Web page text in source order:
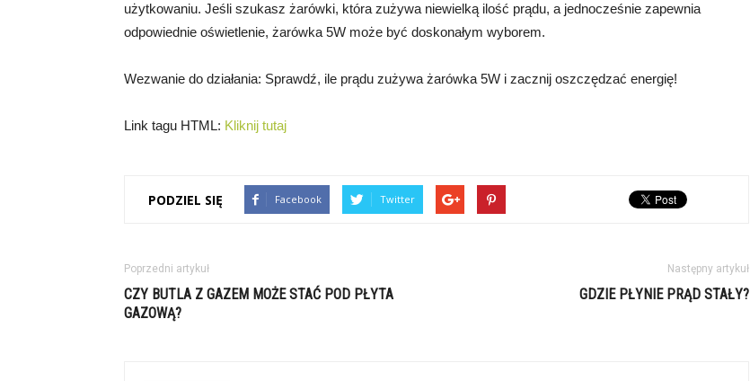
użytkowaniu. Jeśli szukasz żarówki, która zużywa niewielką ilość prądu, a jednocześnie zapewnia
odpowiednie oświetlenie, żarówka 5W może być doskonałym wyborem.
Wezwanie do działania: Sprawdź, ile prądu zużywa żarówka 5W i zacznij oszczędzać energię!
Link tagu HTML: Kliknij tutaj
PODZIEL SIĘ Facebook Twitter
Poprzedni artykuł
CZY BUTLA Z GAZEM MOŻE STAĆ POD PŁYTA
GAZOWĄ?
Następny artykuł
GDZIE PŁYNIE PRĄD STAŁY?